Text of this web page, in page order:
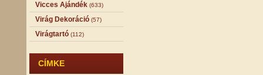
Vicces Ajándék (633)
Virág Dekoráció (57)
Virágtartó (112)
CÍMKE